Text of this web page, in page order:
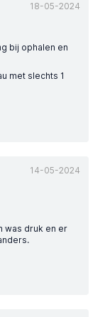
18-05-2024
bij ophalen en
met slechts 1
14-05-2024
was druk en er